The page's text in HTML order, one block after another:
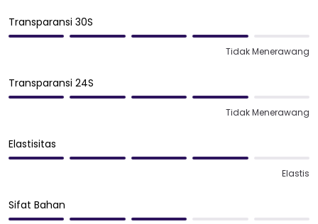
Transparansi 30S
Tidak Menerawang
Transparansi 24S
Tidak Menerawang
Elastisitas
Elastis
Sifat Bahan